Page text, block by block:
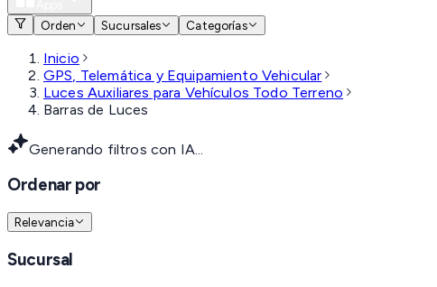
Orden
Sucursales Categorías
Inicio
GPS, Telemática y Equipamiento Vehicular
Luces Auxiliares para Vehículos Todo Terreno
Barras de Luces
Generando filtros con IA...
Ordenar por
Relevancia
Sucursal